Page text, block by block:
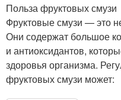
Польза фруктовых смузи
Фруктовые смузи — это
Они содержат большое
и антиоксидантов,
здоровья организма.
фруктовых смузи может: